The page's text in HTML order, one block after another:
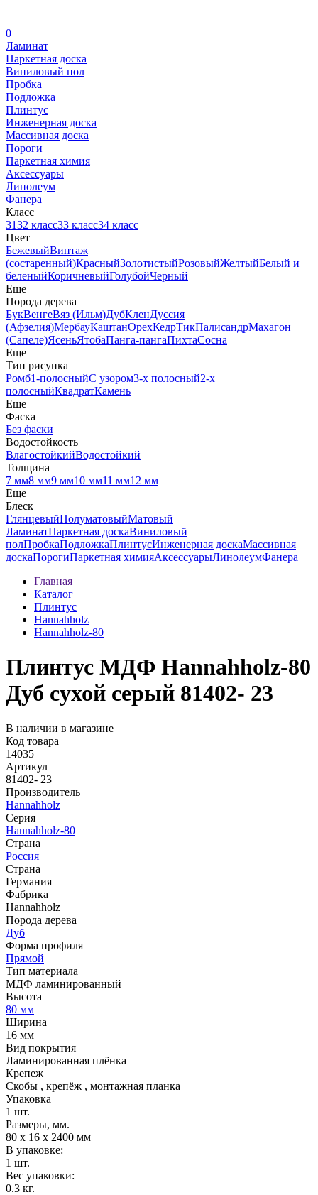
0
Ламинат
Паркетная доска
Виниловый пол
Пробка
Подложка
Плинтус
Инженерная доска
Массивная доска
Пороги
Паркетная химия
Аксессуары
Линолеум
Фанера
Класс
3132 класс33 класс34 класс
Цвет
БежевыйВинтаж
(состаренный)КрасныйЗолотистыйРозовыйЖелтыйБелый и
беленыйКоричневыйГолубойЧерный
Еще
Порода дерева
БукВенгеВяз (Ильм)ДубКленДуссия
(Афзелия)МербауКаштанОрехКедрТикПалисандрМахагон
(Сапеле)ЯсеньЯтобаПанга-пангаПихтаСосна
Еще
Тип рисунка
Ромб1-полосныйС узором3-х полосный2-х
полосныйКвадратКамень
Еще
Фаска
Без фаски
Водостойкость
ВлагостойкийВодостойкий
Толщина
7 мм8 мм9 мм10 мм11 мм12 мм
Еще
Блеск
ГлянцевыйПолуматовыйМатовый
ЛаминатПаркетная доскаВиниловый
полПробкаПодложкаПлинтусИнженерная доскаМассивная
доскаПорогиПаркетная химияАксессуарыЛинолеумФанера
Главная
Каталог
Плинтус
Hannahholz
Hannahholz-80
Плинтус МДФ Hannahholz-80
Дуб сухой серый 81402- 23
В наличии в магазине
Код товара
14035
Артикул
81402- 23
Производитель
Hannahholz
Серия
Hannahholz-80
Страна
Россия
Страна
Германия
Фабрика
Hannahholz
Порода дерева
Дуб
Форма профиля
Прямой
Тип материала
МДФ ламинированный
Высота
80 мм
Ширина
16 мм
Вид покрытия
Ламинированная плёнка
Крепеж
Скобы , крепёж , монтажная планка
Упаковка
1 шт.
Размеры, мм.
80 х 16 х 2400 мм
В упаковке:
1 шт.
Вес упаковки:
0.3 кг.